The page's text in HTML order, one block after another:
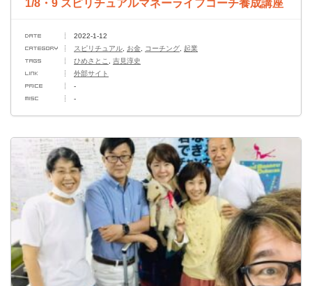
1/8・9 スピリチュアルマネーライフコーチ養成講座
2022-1-12
スピリチュアル
お金 コーチング
起業
ひめさとこ
吉見淳史
外部サイト
-
-